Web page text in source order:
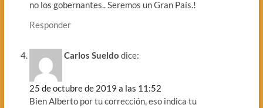
no los gobernantes.. Seremos un Gran País.!
Responder
Carlos Sueldo dice:
25 de octubre de 2019 a las 11:52
Bien Alberto por tu corrección, eso indica tu